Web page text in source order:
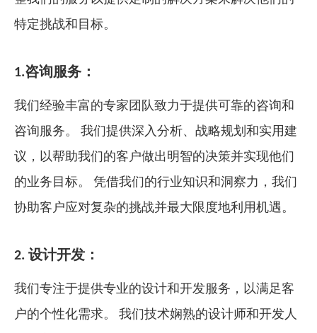
特定挑战和目标。
1.咨询服务：
我们经验丰富的专家团队致力于提供可靠的咨询和
咨询服务。 我们提供深入分析、战略规划和实用建
议，以帮助我们的客户做出明智的决策并实现他们
的业务目标。 凭借我们的行业知识和洞察力，我们
协助客户应对复杂的挑战并最大限度地利用机遇。
2. 设计开发：
我们专注于提供专业的设计和开发服务，以满足客
户的个性化需求。 我们技术娴熟的设计师和开发人